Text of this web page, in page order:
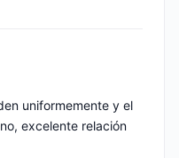
uniformemente y el
excelente relación